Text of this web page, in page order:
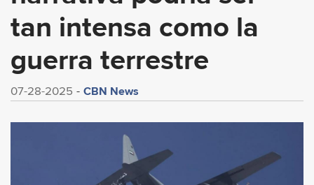
tan intensa como la
guerra terrestre
07-28-2025 CBN News